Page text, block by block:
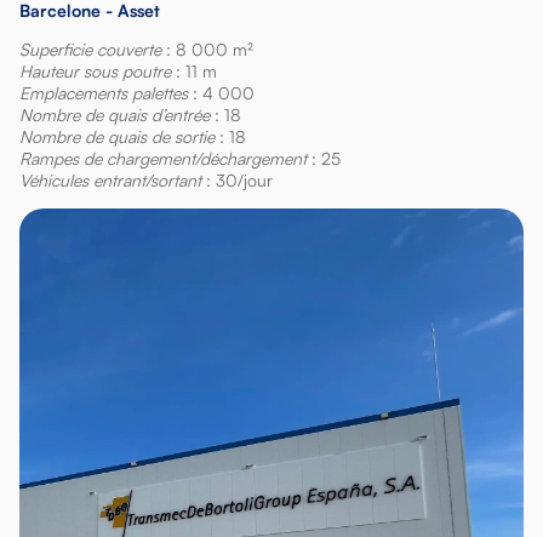
Barcelone - Asset
Superficie couverte: 8 000 m²
Hauteur sous poutre: 11 m
Emplacements palettes: 4 000
Nombre de quais d’entrée: 18
Nombre de quais de sortie: 18
Rampes de chargement/déchargement: 25
Véhicules entrant/sortant: 30/jour